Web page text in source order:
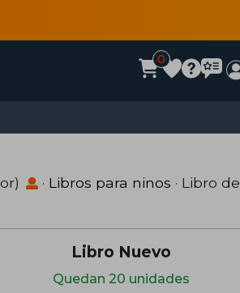
0
· Libros para ninos · Libro de
Libro Nuevo
Quedan 20 unidades